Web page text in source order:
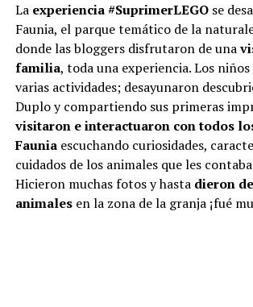
La experiencia #SuprimerLEGOse
Faunia, el parque temático de la
donde las bloggers disfrutaron de una
familia, toda una experiencia. Los
varias actividades; desayunaron
Duplo y compartiendo sus primeras
visitaron e interactuaron con todos
Fauniaescuchando curiosidades,
cuidados de los animales que les
Hicieron muchas fotos y hasta dieron
animalesen la zona de la granja ¡fué